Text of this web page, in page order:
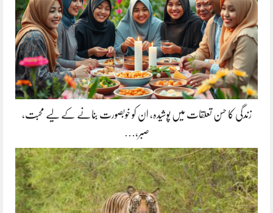
زندگی کا حسن تعلقات میں پوشیدہ, ان کو خوبصورت بنانے کے لیے محبت،
صبر،…